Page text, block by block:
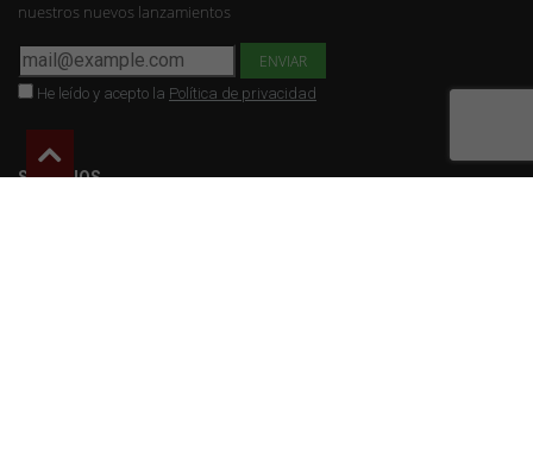
nuestros nuevos lanzamientos
He leído y acepto la Política de privacidad
SÍGUENOS